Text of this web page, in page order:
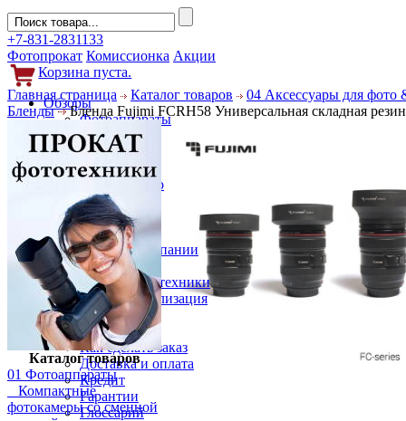
+7-831-2831133
Фотопрокат Комиссионка Акции
Корзина пуста.
Обзоры
Фотоаппараты
Объективы
Фильтры
Новости
Фото и видео
Гаджеты
Аксессуары
Слухи
Новости компании
Услуги
Прокат фототехники
Выкуп и реализация
Покупателям
Акции
Как сделать заказ
Доставка и оплата
Кредит
Гарантии
Глоссарий
Главная страница Каталог товаров
04 Аксессуары для фото
Бленды
Бленда Fujimi FCRH58 Универсальная складная
Каталог товаров
01 Фотоаппараты
Компактные
фотокамеры со сменной